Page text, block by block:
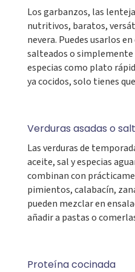
Los garbanzos, las
nutritivos, baratos,
nevera. Puedes usarlos
salteados o simplemente
especias como plato
ya cocidos, solo tienes
Verduras asadas o
Las verduras de
aceite, sal y especias
combinan con
pimientos, calabacín,
pueden mezclar en
añadir a pastas o
Proteína cocinada